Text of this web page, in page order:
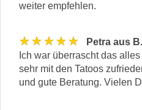
weiter empfehlen.
★★★★★
Petra aus B.
Ich war überrascht das
sehr mit den Tatoos
und gute Beratung. Vielen